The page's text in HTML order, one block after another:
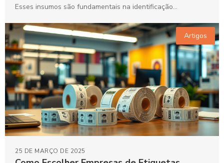
Esses insumos são fundamentais na identificação...
Artigos
25 DE MARÇO DE 2025